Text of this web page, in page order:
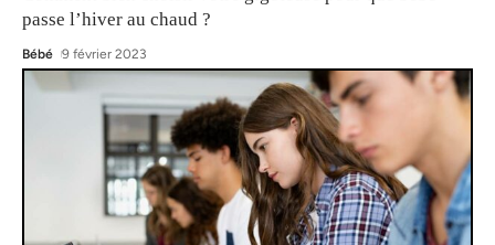
passe l’hiver au chaud ?
Bébé 9 février 2023